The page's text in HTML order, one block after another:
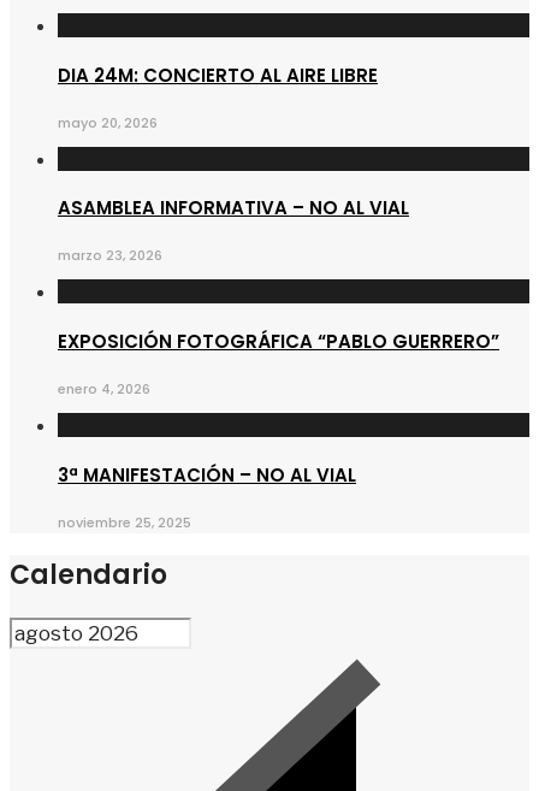
DIA 24M: CONCIERTO AL AIRE LIBRE
mayo 20, 2026
ASAMBLEA INFORMATIVA – NO AL VIAL
marzo 23, 2026
EXPOSICIÓN FOTOGRÁFICA “PABLO GUERRERO”
enero 4, 2026
3ª MANIFESTACIÓN – NO AL VIAL
noviembre 25, 2025
Calendario